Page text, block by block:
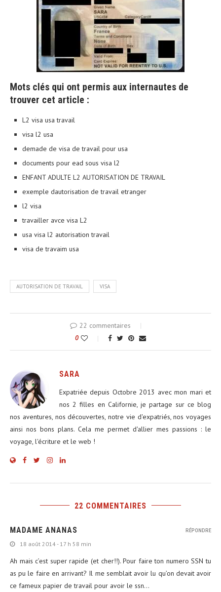
Mots clés qui ont permis aux internautes de
trouver cet article :
L2 visa usa travail
visa l2 usa
demade de visa de travail pour usa
documents pour ead sous visa l2
ENFANT ADULTE L2 AUTORISATION DE TRAVAIL
exemple dautorisation de travail etranger
l2 visa
travailler avce visa L2
usa visa l2 autorisation travail
visa de travaim usa
AUTORISATION DE TRAVAIL VISA
22 commentaires
0
SARA
Expatriée depuis Octobre 2013 avec mon mari et
nos 2 filles en Californie, je partage sur ce blog
nos aventures, nos découvertes, notre vie d'expatriés, nos voyages
ainsi nos bons plans. Cela me permet d'allier mes passions : le
voyage, l'écriture et le web !
22 COMMENTAIRES
MADAME ANANAS
18 août 2014 - 17 h 58 min
Ah mais c’est super rapide (et cher!!). Pour faire ton numero SSN tu
as pu le faire en arrivant? Il me semblait avoir lu qu’on devait avoir
ce fameux papier de travail pour avoir le ssn…
RÉPONDRE